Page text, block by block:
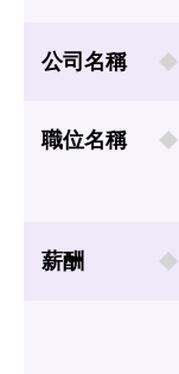
公司名稱
職位名稱
薪酬